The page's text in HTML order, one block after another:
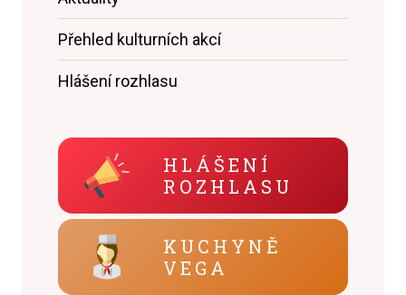
Přehled kulturních akcí
Hlášení rozhlasu
HLÁŠENÍ
ROZHLASU
KUCHYNĚ
VEGA